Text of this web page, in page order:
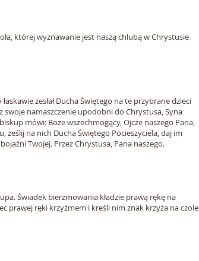
której wyznawanie jest naszą chlubą w Chrystusie
zesłał Ducha Świętego na te przybrane dzieci
namaszczenie upodobni do Chrystusa, Syna
mówi: Boże wszechmogący, Ojcze naszego Pana,
ześlij na nich Ducha Świętego Pocieszyciela, daj im
Twojej. Przez Chrystusa, Pana naszego.
Świadek bierzmowania kładzie prawą rękę na
prawej ręki krzyżmem i kreśli nim znak krzyża na czole